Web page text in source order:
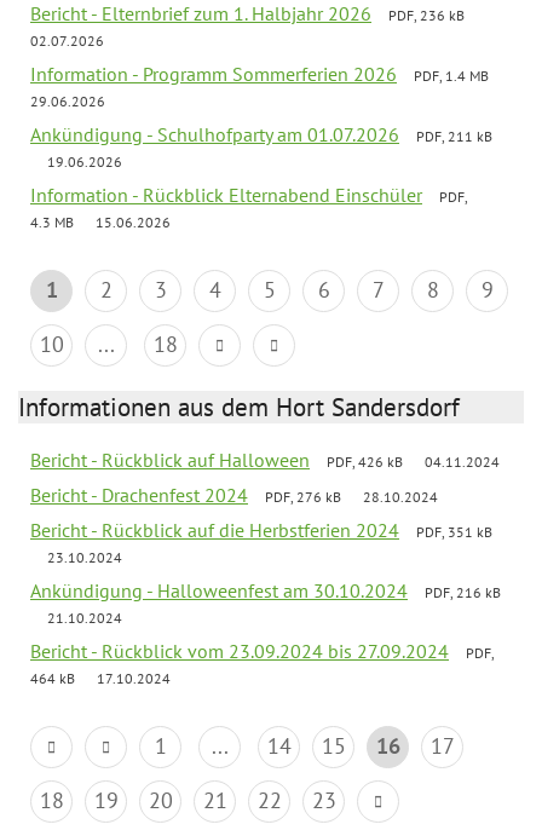
Bericht - Elternbrief zum 1. Halbjahr 2026
PDF, 236 kB
02.07.2026
Information - Programm Sommerferien 2026
PDF, 1.4 MB
29.06.2026
Ankündigung - Schulhofparty am 01.07.2026
PDF, 211 kB
19.06.2026
Information - Rückblick Elternabend Einschüler
PDF,
4.3 MB
15.06.2026
1 2 3 4 5 6 7 8
9
10
... 18
Informationen aus dem Hort Sandersdorf
Bericht - Rückblick auf Halloween PDF, 426 kB 04.11.2024
Bericht - Drachenfest 2024 PDF, 276 kB 28.10.2024
Bericht - Rückblick auf die Herbstferien 2024
PDF, 351 kB
23.10.2024
Ankündigung - Halloweenfest am 30.10.2024
PDF, 216 kB
21.10.2024
Bericht - Rückblick vom 23.09.2024 bis 27.09.2024
PDF,
464 kB
17.10.2024
1 ... 14 15 16
17
18
19 20 21 22 23